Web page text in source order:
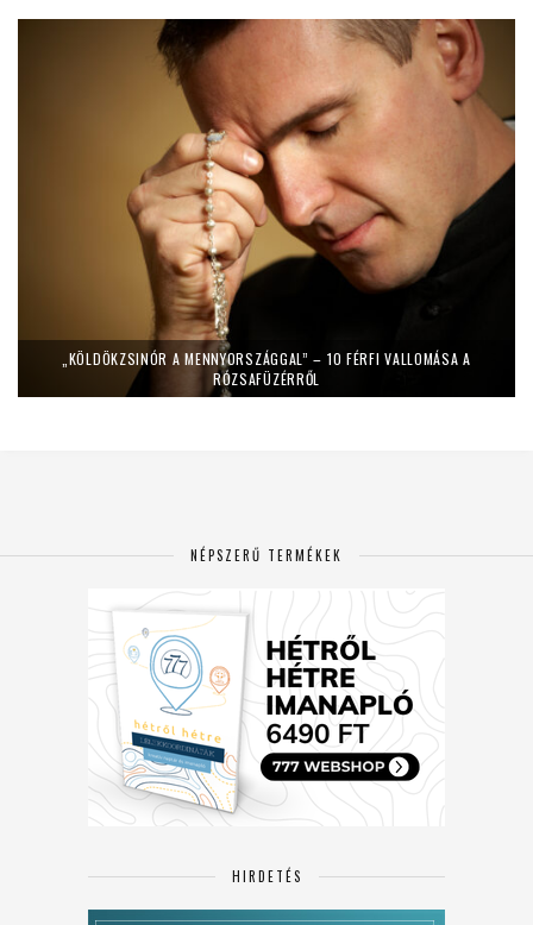
„KÖLDÖKZSINÓR A MENNYORSZÁGGAL” – 10 FÉRFI VALLOMÁSA A
RÓZSAFÜZÉRRŐL
NÉPSZERŰ TERMÉKEK
HIRDETÉS